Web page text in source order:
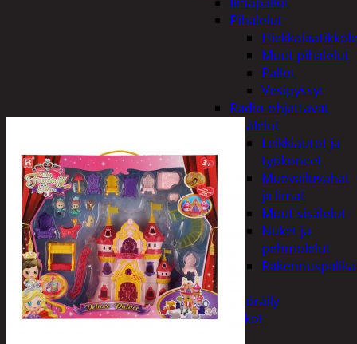
Pihalelut
Muut pihalelut
Pallot
Vesipyssyt
Radio-ohjattavat
Sisälelut
Leikkiautot ja
työkoneet
Muovailuvahat
ja limat
Muut sisälelut
Nuket ja
pehmolelut
Pelit
Polkupyöräily
Lukot